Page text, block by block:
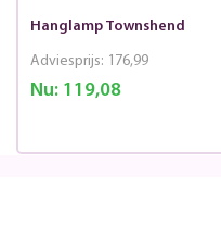
Hanglamp Townshend
Nu:119,08
Adviesprijs: 176,99